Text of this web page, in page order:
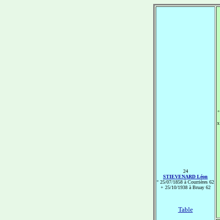
24
STIEVENARD Léon
° 25/07/1858 à Courrières 62
+ 25/10/1938 à Bruay 62
Table
x